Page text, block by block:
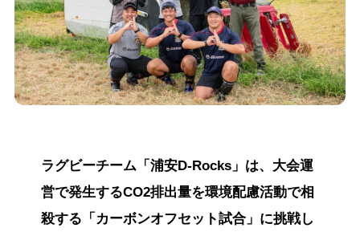
ラグビーチーム「浦安D-Rocks」は、大会運
営で発生するCO2排出量を環境配慮活動で相
殺する「カーボンオフセット試合」に挑戦し